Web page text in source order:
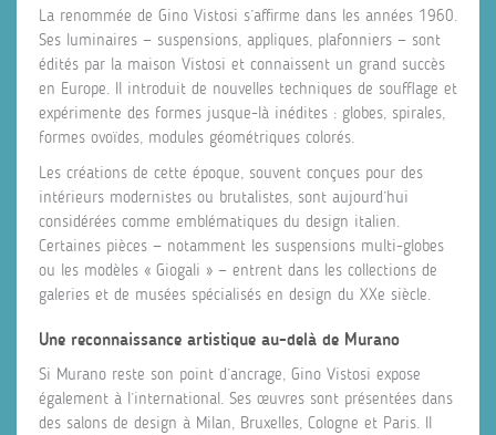
La renommée de Gino Vistosi s’affirme dans les années 1960.
Ses luminaires — suspensions, appliques, plafonniers — sont
édités par la maison Vistosi et connaissent un grand succès
en Europe. Il introduit de nouvelles techniques de soufflage et
expérimente des formes jusque-là inédites : globes, spirales,
formes ovoïdes, modules géométriques colorés.
Les créations de cette époque, souvent conçues pour des
intérieurs modernistes ou brutalistes, sont aujourd’hui
considérées comme emblématiques du design italien.
Certaines pièces — notamment les suspensions multi-globes
ou les modèles « Giogali » — entrent dans les collections de
galeries et de musées spécialisés en design du XXe siècle.
Une reconnaissance artistique au-delà de Murano
Si Murano reste son point d’ancrage, Gino Vistosi expose
également à l’international. Ses œuvres sont présentées dans
des salons de design à Milan, Bruxelles, Cologne et Paris. Il